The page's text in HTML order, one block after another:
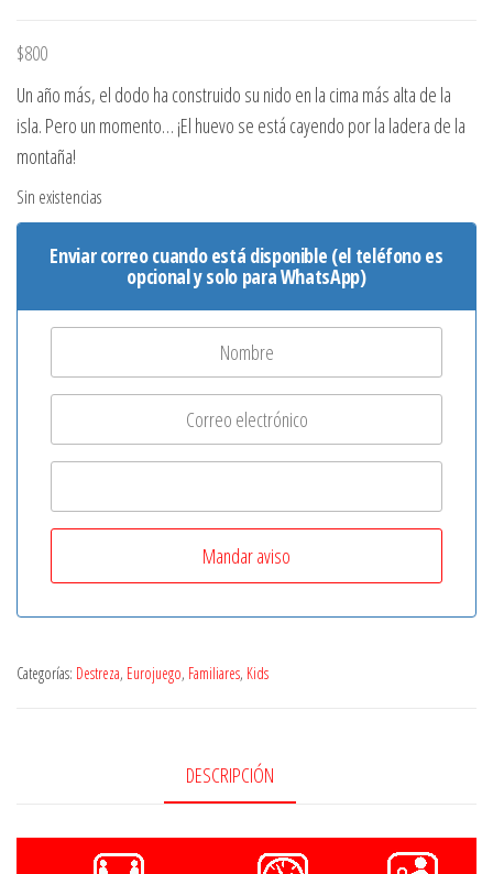
$800
Un año más, el dodo ha construido su nido en la cima más alta de la
isla. Pero un momento… ¡El huevo se está cayendo por la ladera de la
montaña!
Sin existencias
Enviar correo cuando está disponible (el teléfono es
opcional y solo para WhatsApp)
Categorías: Destreza, Eurojuego, Familiares, Kids
DESCRIPCIÓN